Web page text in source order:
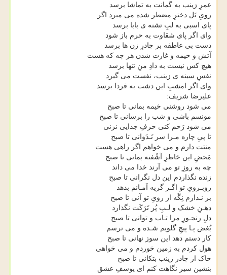
عمرِ زینب به گمانت به تماشا برسد
رویِ تَل دخترِ مضطر شده می میرد اگر
پای اسبی به لبِ تشنه ی بابا برسد
وای اگر پای شقاوت به حرم باز شود
دست بی عاطفه بر چادرِ زن ها برسد
آتش و خیمه و غارت شدن هر چه که هست
هیچ کس نیست به دادِ منِ تنها برسد
نفسِ سینه ی زینب، نفست می گیرد
وای اگر امشبِ این دشت به فردا برسد
علیرضا شریف:
می شود روشنی خیمه بمانی تا صبح
مونسم باشی و شب را برسانی تا صبح
می شود رَحم کنی حرفِ جدایی نزنی
تا پیِ چاره مـرا سر نَـدَوانی تا صبح
منتت دارم و می خواهم اگر راهی هست
مَحضِ این خاطرِ آشُفته بمانی تا صبح
چه به روزِ تو می آرند خدا می داند
زنده نگذاردم این دل نگرانی تا صبح
روبـرویِ تو اگـر گریه اَمـانم بدهد
بر نـدارم نِگَه از رویِ تو آنی تا صبح
دهـنِ خشک و لـبِ پُر تَرَکَت نگذارد
دلِ رنجـورِ مرا تـاب و توانی تا صبح
بُغض پـا پیچِ گلویم شـده و می ترسم
کار دستم دهد این سوز نهانی تا صبح
هول کردم به زمین خوردم و می خواهی
خاک از چادر زینب بتکانی تا صبح
بنشین سیر نگاهت کنم ای یوسفِ عشق